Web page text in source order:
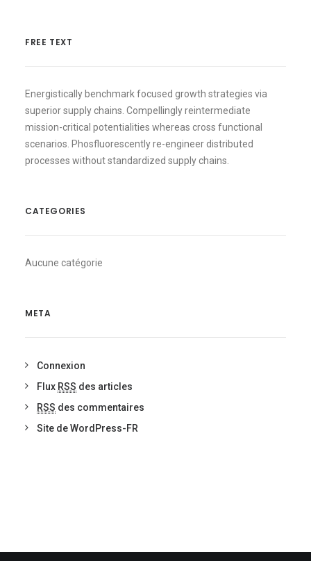
FREE TEXT
Energistically benchmark focused growth strategies via
superior supply chains. Compellingly reintermediate
mission-critical potentialities whereas cross functional
scenarios. Phosfluorescently re-engineer distributed
processes without standardized supply chains.
CATEGORIES
Aucune catégorie
META
Connexion
Flux RSS des articles
RSS des commentaires
Site de WordPress-FR